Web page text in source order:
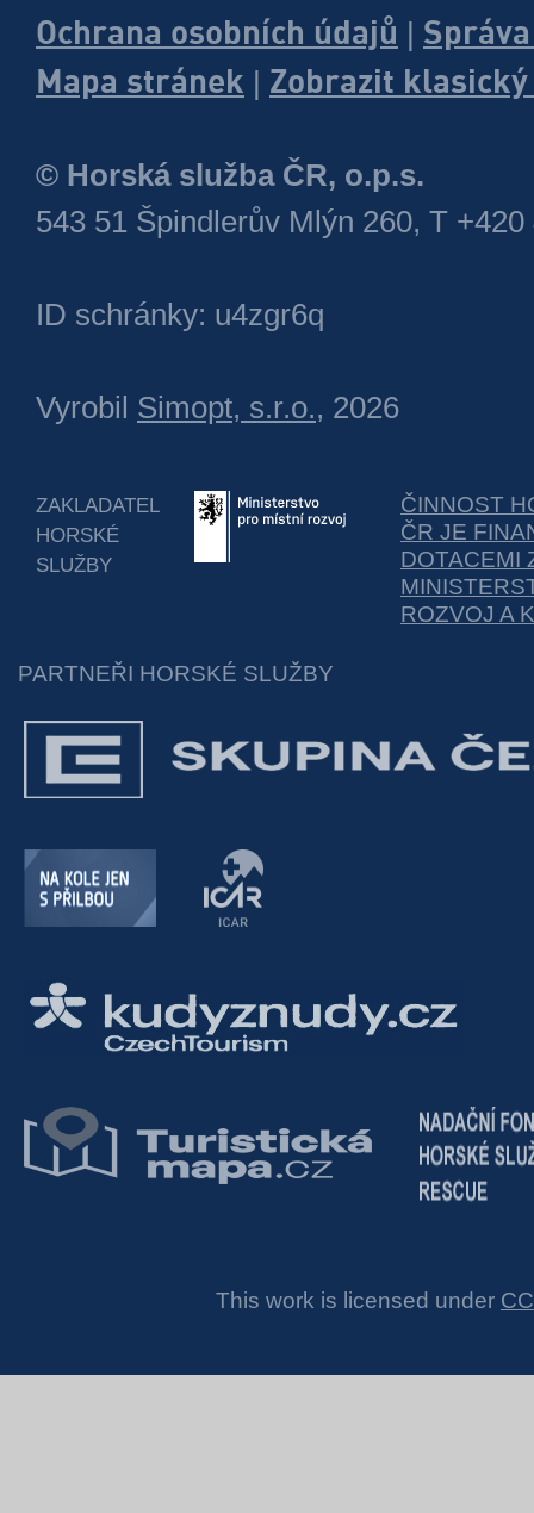
Ochrana osobních údajů
Mapa stránek
Zobrazit
© Horská služba ČR, o.p.s.
543 51 Špindlerův Mlýn 260, T +420
ID schránky: u4zgr6q
Vyrobil Simopt, s.r.o., 2026
ZAKLADATEL
HORSKÉ
SLUŽBY
ČINNOST
ČR JE
DOTACEMI
ROZVOJ A
PARTNEŘI HORSKÉ SLUŽBY
This work is licensed under